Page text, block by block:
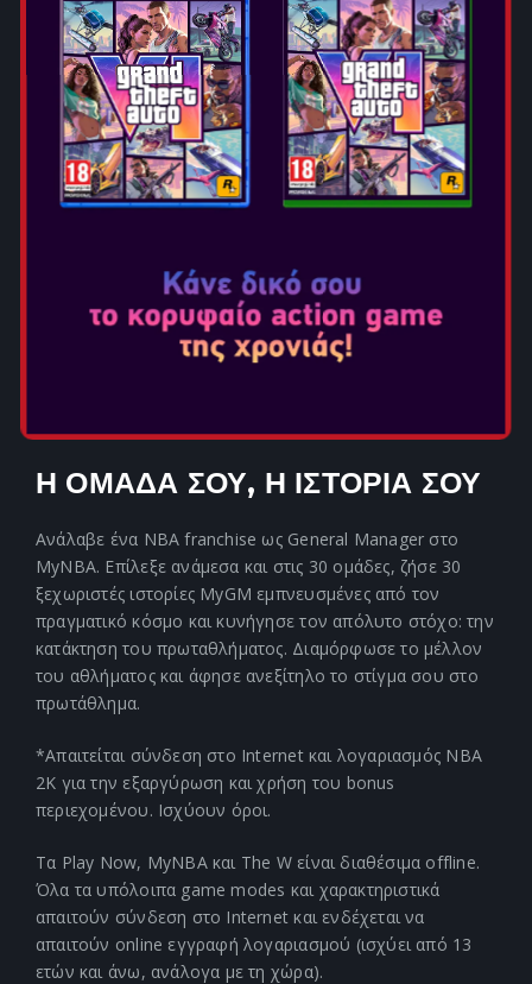
Δημιούργησε έναν MyPLAYER που ξεπερνά τα όρια του
παιχνιδιού και ανέβα τις ανταγωνιστικές βαθμίδες για να
φτάσεις στην κορυφή της δόξας στο ολοκαίνουργιο
MyCAREER. Συνεργάσου με φίλους στη νέο,
βελτιστοποιημένο City, κέρδισε αναγνώριση και αύξησε
το REP σου, και αναμετρήσου με αντίπαλες ομάδες για
την απόλυτη κυριαρχία στο Park.
Σύλλεξε και αγωνίσου με θρύλους του παρελθόντος και
του παρόντος στο MyTEAM. Δημιούργησε ένα ρόστερ
Η ΟΜΑΔΑ ΣΟΥ, Η ΙΣΤΟΡΙΑ ΣΟΥ
Ανάλαβε ένα NBA franchise ως General Manager στο
MyNBA. Επίλεξε ανάμεσα και στις 30 ομάδες, ζήσε 30
ξεχωριστές ιστορίες MyGM εμπνευσμένες από τον
πραγματικό κόσμο και κυνήγησε τον απόλυτο στόχο: την
κατάκτηση του πρωταθλήματος. Διαμόρφωσε το μέλλον
του αθλήματος και άφησε ανεξίτηλο το στίγμα σου στο
πρωτάθλημα.
*Απαιτείται σύνδεση στο Internet και λογαριασμός NBA
2K για την εξαργύρωση και χρήση του bonus
περιεχομένου. Ισχύουν όροι.
Τα Play Now, MyNBA και The W είναι διαθέσιμα offline.
Όλα τα υπόλοιπα game modes και χαρακτηριστικά
απαιτούν σύνδεση στο Internet και ενδέχεται να
απαιτούν online εγγραφή λογαριασμού (ισχύει από 13
ετών και άνω, ανάλογα με τη χώρα).